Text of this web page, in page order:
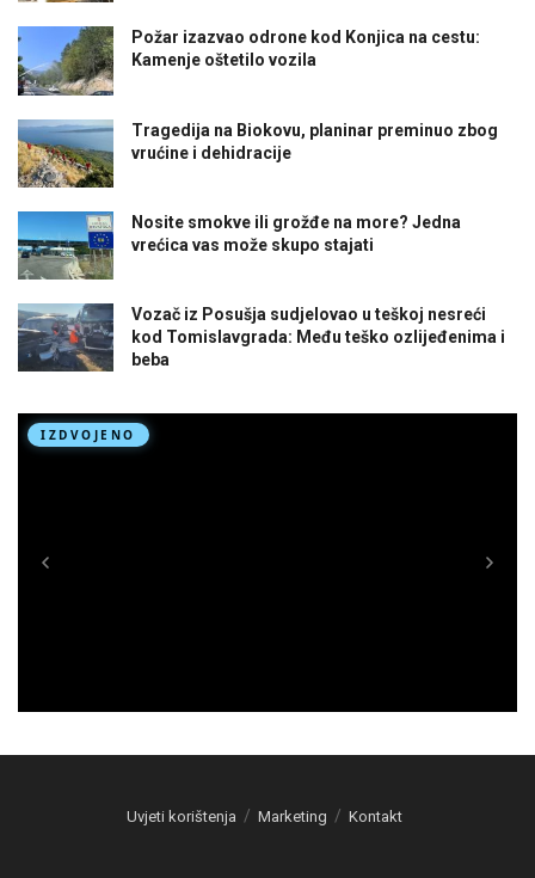
Požar izazvao odrone kod Konjica na cestu:
Kamenje oštetilo vozila
Tragedija na Biokovu, planinar preminuo zbog
vrućine i dehidracije
Nosite smokve ili grožđe na more? Jedna
vrećica vas može skupo stajati
Vozač iz Posušja sudjelovao u teškoj nesreći
kod Tomislavgrada: Među teško ozlijeđenima i
beba
Uvjeti korištenja Marketing Kontakt